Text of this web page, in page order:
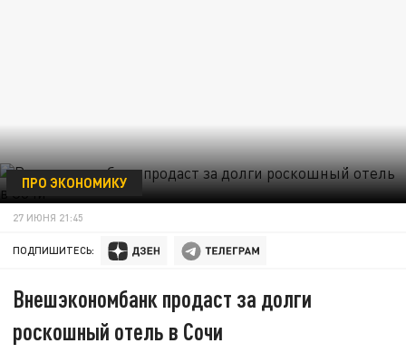
ПРО ЭКОНОМИКУ
27 ИЮНЯ 21:45
ПОДПИШИТЕСЬ:
Внешэкономбанк продаст за долги
роскошный отель в Сочи